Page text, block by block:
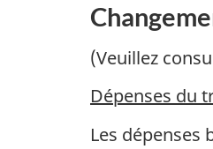
(Veuillez
Dépenses du
Les dépenses